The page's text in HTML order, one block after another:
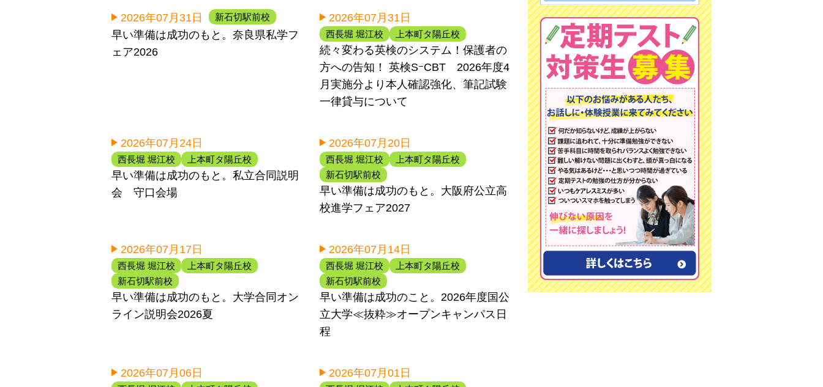
2026年07月31日 新石切駅前校
早い準備は成功のもと。奈良県私学フ
ェア2026
2026年07月31日
西長堀 堀江校 上本町タ陽丘校
続々変わる英検のシステム！保護者の
方への告知！ 英検SｰCBT 2026年度4
月実施分より本人確認強化、筆記試験
一律貸与について
2026年07月24日
西長堀 堀江校 上本町タ陽丘校
早い準備は成功のもと。私立合同説明
会 守口会場
2026年07月20日
西長堀 堀江校
上本町タ陽丘校
新石切駅前校
早い準備は成功のもと。大阪府公立高
校進学フェア2027
2026年07月17日
西長堀 堀江校
上本町タ陽丘校
新石切駅前校
早い準備は成功のもと。大学合同オン
ライン説明会2026夏
2026年07月14日
西長堀 堀江校
上本町タ陽丘校
新石切駅前校
早い準備は成功のこと。2026年度国公
立大学≪抜粋≫オープンキャンパス日
程
2026年07月06日 2026年07月01日